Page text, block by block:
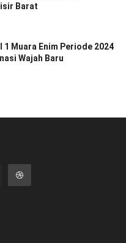
Barat
1 Muara Enim Periode 2024
Wajah Baru